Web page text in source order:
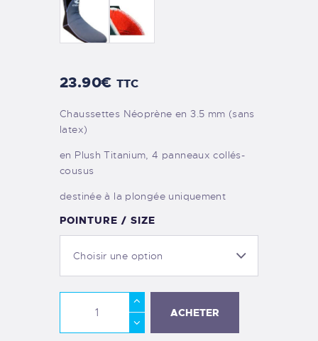
23.90€ TTC
Chaussettes Néoprène en 3.5 mm (sans
latex)
en Plush Titanium, 4 panneaux collés-
cousus
destinée à la plongée uniquement
POINTURE / SIZE
ACHETER
t